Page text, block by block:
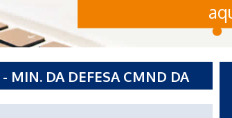
MIN. DA DEFESA CMND DA